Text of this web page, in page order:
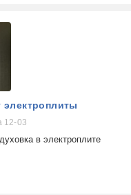
электроплиты
12-03​
в электроплите